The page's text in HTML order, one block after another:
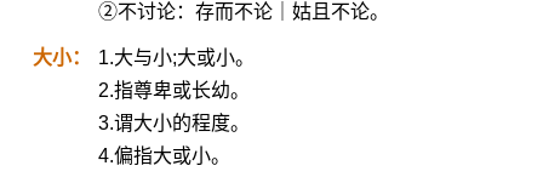
②不讨论：存而不论｜姑且不论。
大小：
1.大与小;大或小。
2.指尊卑或长幼。
3.谓大小的程度。
4.偏指大或小。